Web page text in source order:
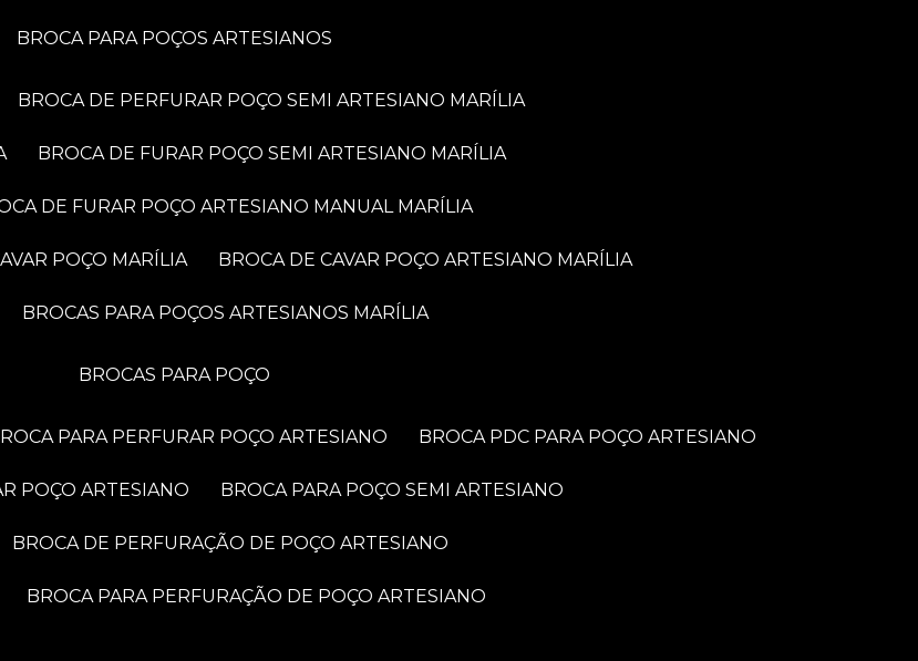
BROCA PARA POÇOS ARTESIANOS
BROCA DE PERFURAR POÇO SEMI ARTESIANO MARÍLIA
BROCA DE FURAR POÇO SEMI ARTESIANO MARÍLIA
DE FURAR POÇO ARTESIANO MANUAL MARÍLIA
POÇO MARÍLIA BROCA DE CAVAR POÇO ARTESIANO MARÍLIA
BROCAS PARA POÇOS ARTESIANOS MARÍLIA
BROCAS PARA POÇO
BROCA PARA PERFURAR POÇO ARTESIANO BROCA PDC PARA POÇO ARTESIANO
POÇO ARTESIANO BROCA PARA POÇO SEMI ARTESIANO
BROCA DE PERFURAÇÃO DE POÇO ARTESIANO
BROCA PARA PERFURAÇÃO DE POÇO ARTESIANO